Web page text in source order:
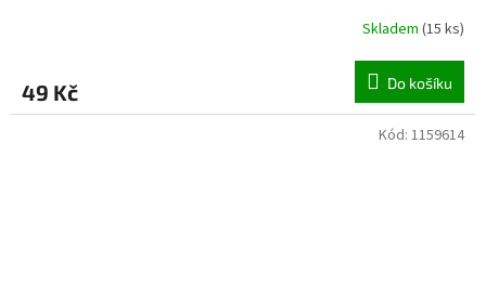
Skladem (15 ks)
49 Kč Do košíku
Kód: 1159614